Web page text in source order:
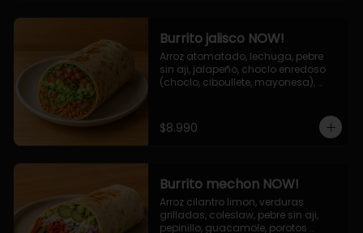
Burrito jalisco NOW!
Arroz atomatado, lechuga, pebre
sin aji, jalapeño, choclo enredoso
(choclo, ciboullete, mayonesa),
$8.990
Burrito mechon NOW!
Arroz cilantro limon, verduras
grilladas, coleslaw, pebre sin aji,
pepinillo, guacamole, porotos